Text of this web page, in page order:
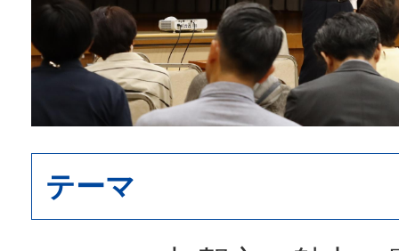
テーマ